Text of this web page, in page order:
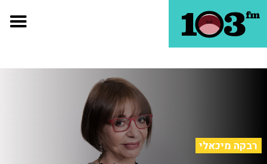
רבקה מיכאלי